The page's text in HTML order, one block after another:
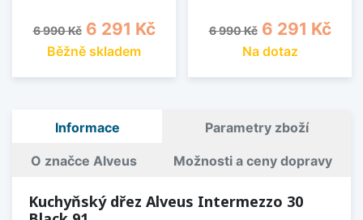
Běžná cena
6 990 Kč Cena
6 291 Kč
Běžně skladem
Běžná cena
6 990 Kč Cena
6 291 Kč
Na dotaz
Informace Parametry zboží
O značce Alveus Možnosti a ceny dopravy
Kuchyňský dřez Alveus Intermezzo 30